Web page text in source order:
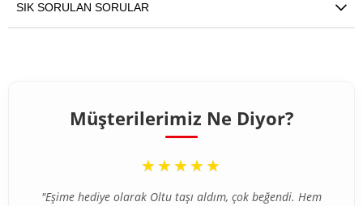
SIK SORULAN SORULAR
Müşterilerimiz Ne Diyor?
“
★★★★★
"Eşime hediye olarak Oltu taşı aldım, çok beğendi. Hem